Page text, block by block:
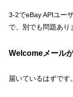
3-2でeBay APIユー
で、別でも問題あり
Welcomeメール
届いているはずです